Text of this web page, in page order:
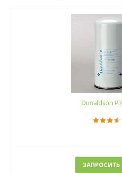
Donaldson
ЗАПРОСИТЬ